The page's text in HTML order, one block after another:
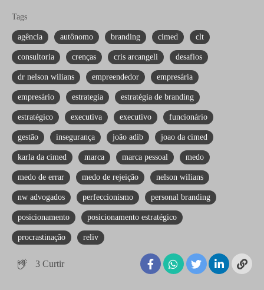
Tags
agência autônomo branding cimed clt
consultoria crenças cris arcangeli desafios
dr nelson wilians empreendedor empresária
empresário estrategia estratégia de branding
estratégico executiva executivo funcionário
gestão insegurança joão adib joao da cimed
karla da cimed marca marca pessoal medo
medo de errar medo de rejeição nelson wilians
nw advogados perfeccionismo personal branding
posicionamento posicionamento estratégico
procrastinação reliv
3 Curtir